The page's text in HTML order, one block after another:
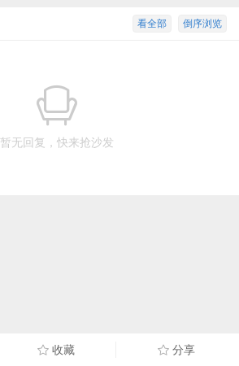
倒序浏览
看全部
暂无回复，快来抢沙发
收藏 分享